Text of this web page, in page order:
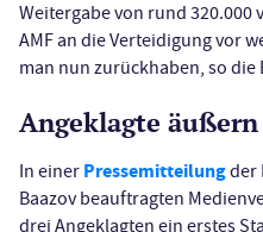
Weitergabe von rund
AMF an die Verteidigung vor
man nun zurückhaben, so die
Angeklagte
In einer Pressemitteilungder
Baazov beauftragten
drei Angeklagten ein erstes